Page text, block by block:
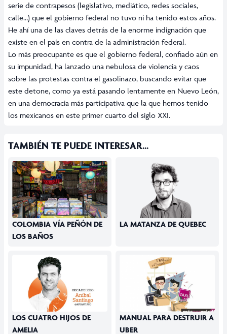
serie de contrapesos (legislativo, mediático, redes sociales,
calle…) que el gobierno federal no tuvo ni ha tenido estos años.
He ahí una de las claves detrás de la enorme indignación que
existe en el país en contra de la administración federal.
Lo más preocupante es que el gobierno federal, confiado aún en
su impunidad, ha lanzado una nebulosa de violencia y caos
sobre las protestas contra el gasolinazo, buscando evitar que
este detone, como ya está pasando lentamente en Nuevo León,
en una democracia más participativa que la que hemos tenido
los mexicanos en este primer cuarto del siglo XXI.
TAMBIÉN TE PUEDE INTERESAR...
COLOMBIA VÍA PEÑÓN DE
LOS BAÑOS
LA MATANZA DE QUEBEC
LOS CUATRO HIJOS DE
AMELIA
MANUAL PARA DESTRUIR A
UBER